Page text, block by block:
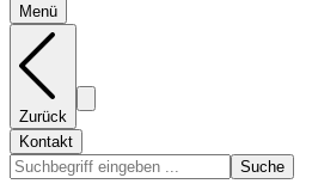
Menü
Zurück
Kontakt
Suche